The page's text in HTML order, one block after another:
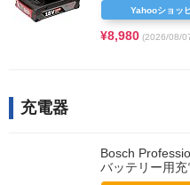
¥8,980 (2026/08/
Yahooショッ
充電器
Bosch
バッテリー用